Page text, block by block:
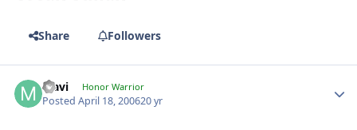
Share Followers
Mavi Honor Warrior
PostedApril 18, 200620 yr